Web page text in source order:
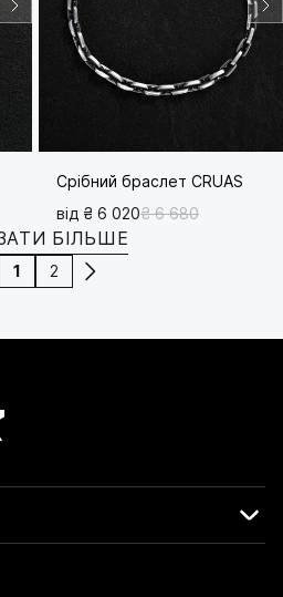
Срібний браслет CRUAS
від ₴ 6 020₴ 6 680
БІЛЬШЕ
1 2